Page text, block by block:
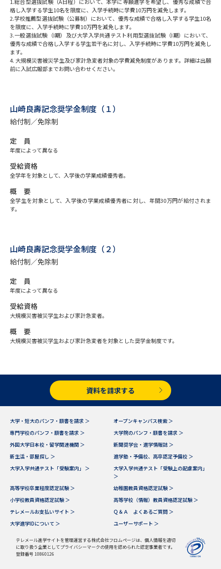
高等学校（情報）教員資格認定
試験
大学研究 大学検索
新増設大学・学部・学科特集
データサイエンス特集
デジタルパンフレット 進路の３択
新学年スタート号特集ページ
（高3生用）
新学年スタート号特集ページ
（高2生用）
オープンキャンパスなどを調べる
オープンキャンパス検索
来場型・Web型イベント特集
志望校・出願校を調べる
先輩が入学を決めた理由 テレメール全国一斉進学調査
新生活お役立ちガイド
学問発見 学問検索
大学で学びたい学問発見
格し入学する学生10名を限度に、入学手続時に学費10万円を減免します。
2.学校推薦型選抜試験（公募制）において、優秀な成績で合格し入学する学生10名
を限度に、入学手続時に学費10万円を減免します。
3.一般選抜試験（I期）及び大学入学共通テスト利用型選抜試験（I期）において、
優秀な成績で合格し入学する学生若干名に対し、入学手続時に学費10万円を減免し
ます。
4. 大規模災害被災学生及び家計急変者対象の学費減免制度があります。詳細は出願
前に入試広報部までお問い合わせください。
山崎良壽記念奨学金制度（１）
給付制／免除制
定 員
年度によって異なる
受給資格
全学年を対象として、入学後の学業成績優秀者。
概 要
全学生を対象として、入学後の学業成績優秀者に対し、年間30万円が給付されま
す。
山崎良壽記念奨学金制度（２）
給付制／免除制
定 員
年度によって異なる
受給資格
大規模災害被災学生および家計急変者。
概 要
大規模災害被災学生および家計急変者を対象とした奨学金制度です。
資料を請求する
大学・短大のパンフ・願書を請求 ＞
オープンキャンパス検索 ＞
専門学校のパンフ・願書を請求 ＞
大学院のパンフ・願書を請求 ＞
外国大学日本校・留学関連機関 ＞
新聞奨学会・進学情報誌 ＞
新生活・部屋探し ＞
進学塾・予備校、高卒認定予備校 ＞
大学入学共通テスト「受験案内」 ＞
大学入学共通テスト「受験上の配慮案内」
＞
高等学校卒業程度認定試験 ＞
幼稚園教員資格認定試験 ＞
小学校教員資格認定試験 ＞
高等学校（情報）教員資格認定試験 ＞
テレメールお支払いサイト ＞
Ｑ＆Ａ よくあるご質問 ＞
大学進学IDについて ＞
ユーザーサポート ＞
テレメール進学サイトを管理運営する株式会社フロムページは、個人情報を適切
に取り扱う企業としてプライバシーマークの使用を認められた認定事業者です。
登録番号 10860126